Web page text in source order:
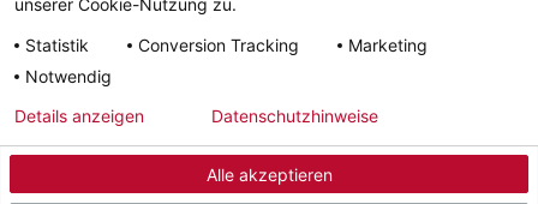
Impressum CGV Confidentialité Délais de livraison
Instagram
© 2026 - STIEBEL ELTRON GmbH & Co. KG (DE)
unserer Cookie-Nutzung zu.
Statistik
Conversion Tracking
Marketing
Notwendig
Alle akzeptieren
Details anzeigen Datenschutzhinweise